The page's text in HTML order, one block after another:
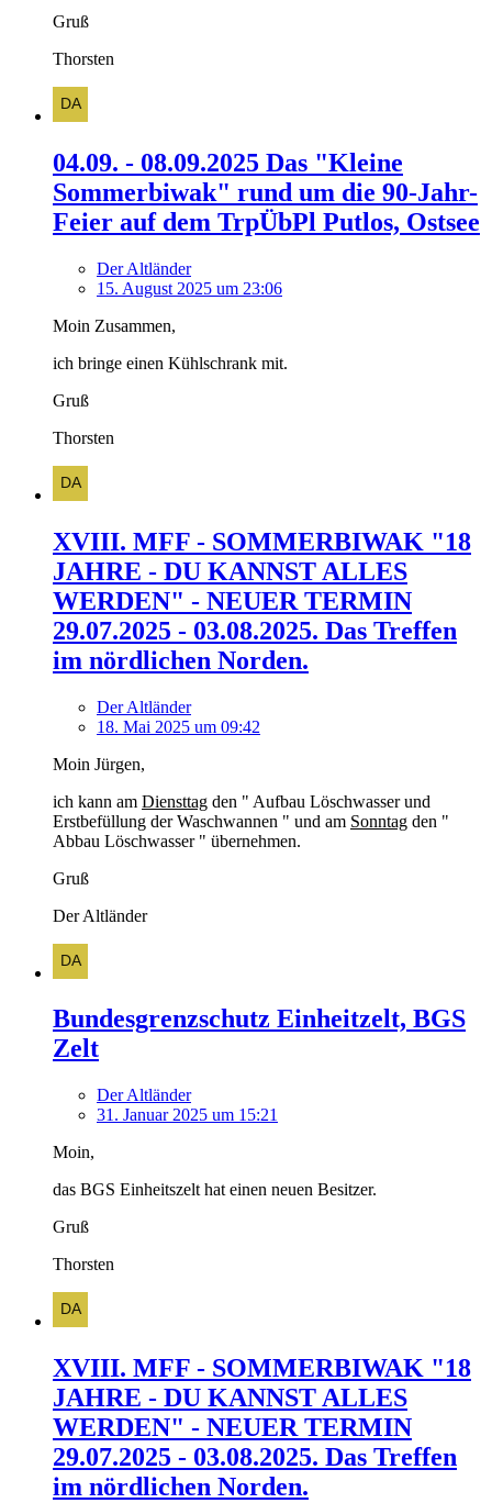
Gruß
Thorsten
04.09. - 08.09.2025 Das "Kleine
Sommerbiwak" rund um die 90-Jahr-
Feier auf dem TrpÜbPl Putlos, Ostsee
Der Altländer
15. August 2025 um 23:06
Moin Zusammen,
ich bringe einen Kühlschrank mit.
Gruß
Thorsten
XVIII. MFF - SOMMERBIWAK "18
JAHRE - DU KANNST ALLES
WERDEN" - NEUER TERMIN
29.07.2025 - 03.08.2025. Das Treffen
im nördlichen Norden.
Der Altländer
18. Mai 2025 um 09:42
Moin Jürgen,
ich kann am Diensttag den " Aufbau Löschwasser und
Erstbefüllung der Waschwannen " und am Sonntag den "
Abbau Löschwasser " übernehmen.
Gruß
Der Altländer
Bundesgrenzschutz Einheitzelt, BGS
Zelt
Der Altländer
31. Januar 2025 um 15:21
Moin,
das BGS Einheitszelt hat einen neuen Besitzer.
Gruß
Thorsten
XVIII. MFF - SOMMERBIWAK "18
JAHRE - DU KANNST ALLES
WERDEN" - NEUER TERMIN
29.07.2025 - 03.08.2025. Das Treffen
im nördlichen Norden.